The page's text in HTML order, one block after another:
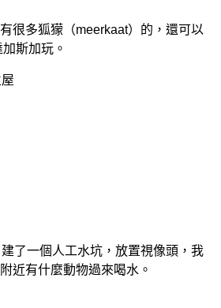
很多狐獴（meerkaat）的，還可以
斯加玩。
了一個人工水坑，放置視像頭，我
近有什麼動物過來喝水。